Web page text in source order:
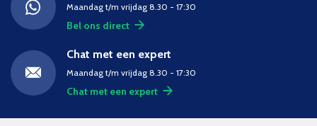
Maandag t/m vrijdag 8.30 - 17:30
Bel ons direct
Chat met een expert
Maandag t/m vrijdag 8.30 - 17:30
Chat met een expert